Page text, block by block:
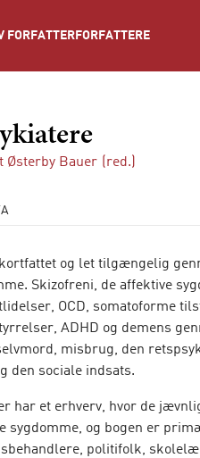
FORFATTER FORFATTERE
Østerby Bauer (red.)
og let tilgængelig
Skizofreni, de affektive
OCD, somatoforme
ADHD og demens
misbrug, den
den sociale indsats.
har et erhverv, hvor de
sygdomme, og bogen er
politifolk,